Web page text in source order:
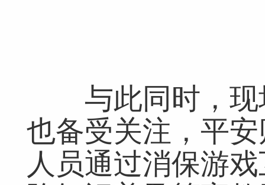
与此同时，现
也备受关注，平
人员通过消保游